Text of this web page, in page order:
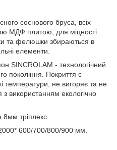
соснового бруса, всіх
МДФ плитою, для міцності
та фелюшки збираються в
елементи.
SINCROLAM - технологічний
покоління. Покриття є
температури, не вигоряє та не
з використанням екологічно
8мм тріплекс
600/700/800/900 мм.